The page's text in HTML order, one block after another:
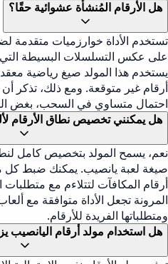
هل الأرقام المُنشأة عشوائية حقًا؟
تستخدم الأداة خوارزميات متقدمة
على عكس التسلسلات البسيطة التي
يستخدم هذا المولد صيغ رياضية
أرقام غير متوقعة. ومع ذلك، تذكر أن
احتمال متساوي في السحب، بغض
هل يمكنني تخصيص نطاق الأرقام
نعم، يسمح المولد بتخصيص كامل
صيغة لعبة يانصيب. يمكنك ضبط كل
أرقام المكافآت لتتلاءم مع
المرونة تجعل الأداة متوافقة مع
ومتطلباتها الفريدة للأرقام.
هل استخدام مولد أرقام